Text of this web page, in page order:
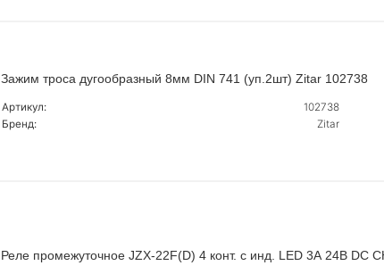
Зажим троса дугообразный 8мм DIN 741 (уп.2шт) Zitar 102738
Артикул:
102738
Бренд:
Zitar
Реле промежуточное JZX-22F(D) 4 конт. с инд. LED 3А 24В DC